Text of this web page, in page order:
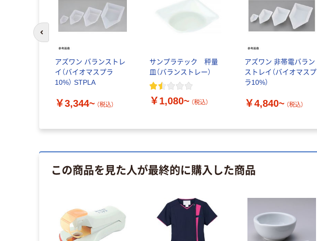
アズワン バランストレ
イ（バイオマスプラ
10%） STPLA
￥3,344~ （税込）
サンプラテック 秤量
皿（バランストレー）
￥1,080~ （税込）
アズワン 非帯電バラン
ストレイ（バイオマスプ
ラ10%）
￥4,840~ （税込）
前のスライドへ
この商品を見た人が最終的に購入した商品